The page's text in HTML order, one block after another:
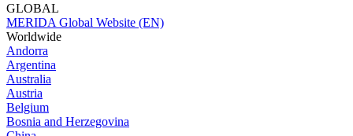
GLOBAL
MERIDA Global Website (EN)
Worldwide
Andorra
Argentina
Australia
Austria
Belgium
Bosnia and Herzegovina